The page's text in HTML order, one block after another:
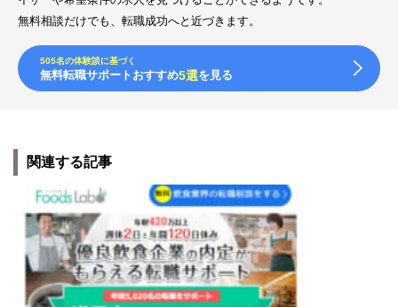
無料相談だけでも、転職成功へと近づきます。
505名の体験談に基づく
無料転職サポートおすすめ5選を見る
関連する記事